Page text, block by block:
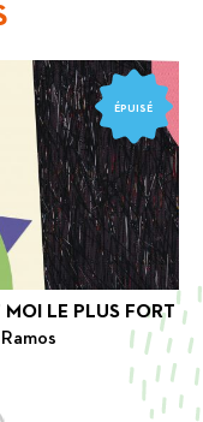
MOI LE PLUS FORT
ÉPUISÉ